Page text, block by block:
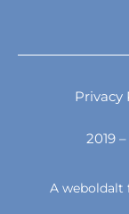
Privacy
2019
A weboldalt